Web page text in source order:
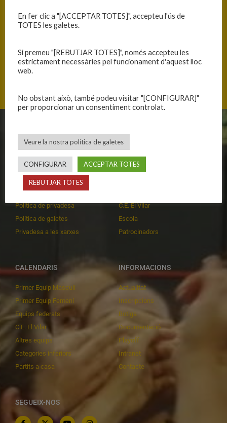
VICTÒRIA CÒMODA ESFORÇ I CORATGE
CLUB
Història
Organització
Publicacions
Avís legal
Política de privadesa
Política de galetes
Privadesa a les xarxes
EQUIPS
Primer equip masculí
Primer equip femení
C.E. El Vilar
Escola
Patrocinadors
CALENDARIS
Primer Equip Masculí
Primer Equip Femení
Equips federats
C.E. El Vilar
Altres equips
Categories inferiors
Partits a casa
INFORMACIONS
Actualitat
Inscripcions
Botiga
Documentació
Playoff
Intranet
Contacte
SEGUEIX-NOS
En fer clic a "[ACCEPTAR TOTES]", accepteu l'ús de
TOTES les galetes.
Si premeu "[REBUTJAR TOTES]", només accepteu les
estrictament necessàries pel funcionament d'aquest lloc
web.
No obstant això, també podeu visitar "[CONFIGURAR]"
per proporcionar un consentiment controlat.
Veure la nostra política de galetes
CONFIGURAR ACCEPTAR TOTES
REBUTJAR TOTES